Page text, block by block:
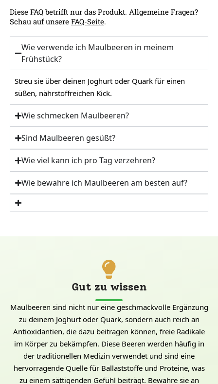
Diese FAQ betrifft nur das Produkt. Allgemeine Fragen?
Schau auf unsere FAQ-Seite.
Wie verwende ich Maulbeeren in meinem
Frühstück?
Streu sie über deinen Joghurt oder Quark für einen
süßen, nährstoffreichen Kick.
Wie schmecken Maulbeeren?
Sind Maulbeeren gesüßt?
Wie viel kann ich pro Tag verzehren?
Wie bewahre ich Maulbeeren am besten auf?
Gut zu wissen
Maulbeeren sind nicht nur eine geschmackvolle Ergänzung
zu deinem Joghurt oder Quark, sondern auch reich an
Antioxidantien, die dazu beitragen können, freie Radikale
im Körper zu bekämpfen. Diese Beeren werden häufig in
der traditionellen Medizin verwendet und sind eine
hervorragende Quelle für Ballaststoffe und Proteine, was
zu einem sättigenden Gefühl beiträgt. Bewahre sie an